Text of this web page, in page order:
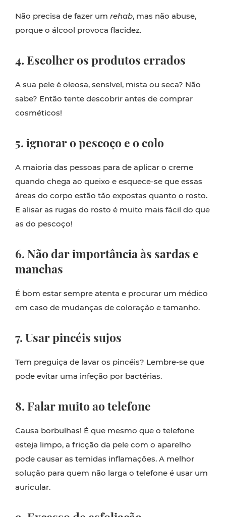
Não precisa de fazer um rehab, mas não abuse,
porque o álcool provoca flacidez.
4. Escolher os produtos errados
A sua pele é oleosa, sensível, mista ou seca? Não
sabe? Então tente descobrir antes de comprar
cosméticos!
5. ignorar o pescoço e o colo
A maioria das pessoas para de aplicar o creme
quando chega ao queixo e esquece-se que essas
áreas do corpo estão tão expostas quanto o rosto.
E alisar as rugas do rosto é muito mais fácil do que
as do pescoço!
6. Não dar importância às sardas e
manchas
É bom estar sempre atenta e procurar um médico
em caso de mudanças de coloração e tamanho.
7. Usar pincéis sujos
Tem preguiça de lavar os pincéis? Lembre-se que
pode evitar uma infeção por bactérias.
8. Falar muito ao telefone
Causa borbulhas! É que mesmo que o telefone
esteja limpo, a fricção da pele com o aparelho
pode causar as temidas inflamações. A melhor
solução para quem não larga o telefone é usar um
auricular.